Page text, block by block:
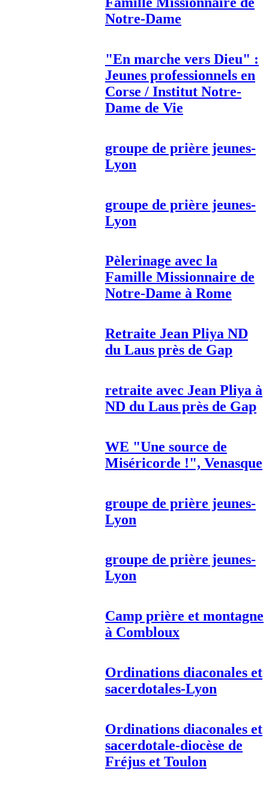
Notre-Dame
"En marche vers Dieu" :
Jeunes professionnels en
Corse / Institut Notre-
Dame de Vie
groupe de prière jeunes-
Lyon
groupe de prière jeunes-
Lyon
Pèlerinage avec la
Famille Missionnaire de
Notre-Dame à Rome
Retraite Jean Pliya ND
du Laus près de Gap
retraite avec Jean Pliya à
ND du Laus près de Gap
WE "Une source de
Miséricorde !", Venasque
groupe de prière jeunes-
Lyon
groupe de prière jeunes-
Lyon
Camp prière et montagne
à Combloux
Ordinations diaconales et
sacerdotales-Lyon
Ordinations diaconales et
sacerdotale-diocèse de
Fréjus et Toulon